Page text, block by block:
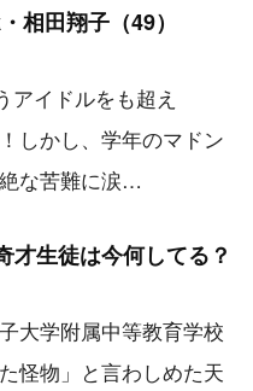
相田翔子（49）
アイドルをも超え
しかし、学年のマドン
な苦難に涙…
才生徒は今何してる？
大学附属中等教育学校
怪物」と言わしめた天